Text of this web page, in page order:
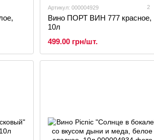
Артикул: 000004929 2
Вино ПОРТ ВИН 777 красное,
10л
499.00 грн/шт.